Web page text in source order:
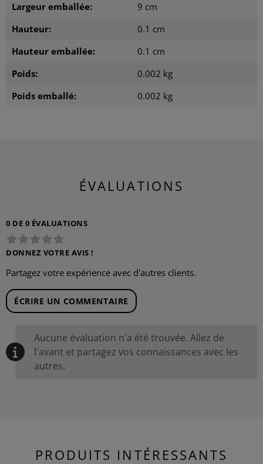
Largeur emballée:
9 cm
Hauteur:
0.1 cm
Hauteur emballée:
0.1 cm
Poids:
0.002 kg
Poids emballé:
0.002 kg
ÉVALUATIONS
0 DE 0 ÉVALUATIONS
DONNEZ VOTRE AVIS !
Partagez votre expérience avec d'autres clients.
ÉCRIRE UN COMMENTAIRE
Aucune évaluation n'a été trouvée. Allez de
l'avant et partagez vos connaissances avec les
autres.
PRODUITS INTÉRESSANTS